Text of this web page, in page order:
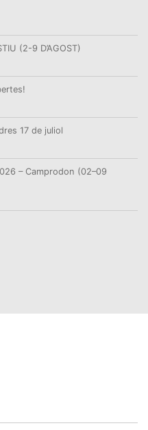
(2-9 D’AGOST)
17 de juliol
– Camprodon (02–09